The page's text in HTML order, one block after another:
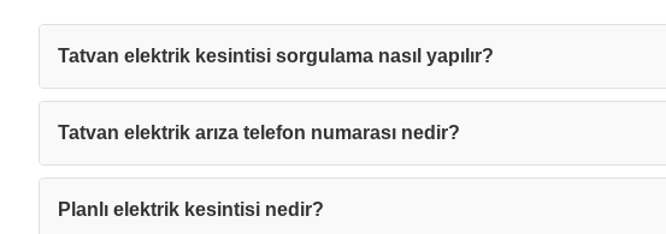
Tatvan elektrik kesintisi sorgulama nasıl yapılır?
Tatvan elektrik arıza telefon numarası nedir?
Planlı elektrik kesintisi nedir?